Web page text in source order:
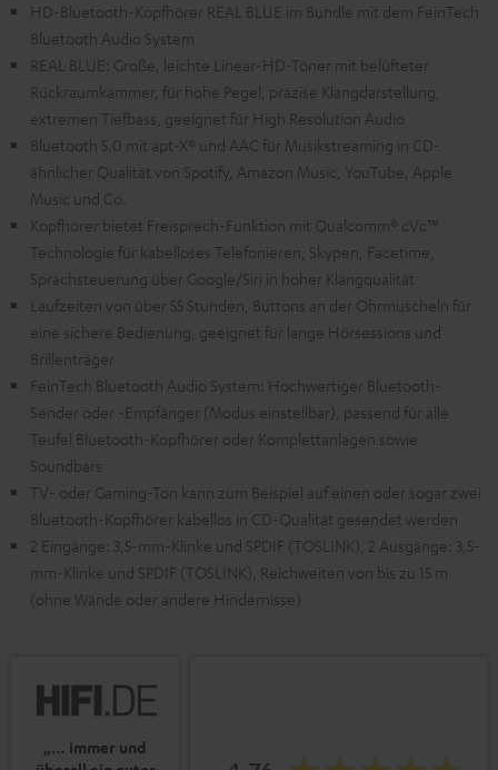
HD-Bluetooth-Kopfhörer REAL BLUE im Bundle mit dem FeinTech
Bluetooth Audio System
REAL BLUE: Große, leichte Linear-HD-Töner mit belüfteter
Rückraumkammer, für hohe Pegel, präzise Klangdarstellung,
extremen Tiefbass, geeignet für High Resolution Audio
Bluetooth 5.0 mit apt-X® und AAC für Musikstreaming in CD-
ähnlicher Qualität von Spotify, Amazon Music, YouTube, Apple
Music und Co.
Kopfhörer bietet Freisprech-Funktion mit Qualcomm® cVc™
Technologie für kabelloses Telefonieren, Skypen, Facetime,
Sprachsteuerung über Google/Siri in hoher Klangqualität
Laufzeiten von über 55 Stunden, Buttons an der Ohrmuscheln für
eine sichere Bedienung, geeignet für lange Hörsessions und
Brillenträger
FeinTech Bluetooth Audio System: Hochwertiger Bluetooth-
Sender oder -Empfänger (Modus einstellbar), passend für alle
Teufel Bluetooth-Kopfhörer oder Komplettanlagen sowie
Soundbars
TV- oder Gaming-Ton kann zum Beispiel auf einen oder sogar zwei
Bluetooth-Kopfhörer kabellos in CD-Qualität gesendet werden
2 Eingänge: 3,5-mm-Klinke und SPDIF (TOSLINK), 2 Ausgänge: 3,5-
mm-Klinke und SPDIF (TOSLINK), Reichweiten von bis zu 15 m
(ohne Wände oder andere Hindernisse)
„… immer und